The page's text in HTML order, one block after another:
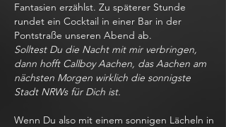
Fantasien erzählst. Zu späterer Stunde
rundet ein Cocktail in einer Bar in der
Pontstraße unseren Abend ab.
Solltest Du die Nacht mit mir verbringen,
dann hofft Callboy Aachen, das Aachen am
nächsten Morgen wirklich die sonnigste
Stadt NRWs für Dich ist.
Wenn Du also mit einem sonnigen Lächeln in